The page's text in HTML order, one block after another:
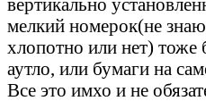
мелкий номерок(не
хлопотно или нет) тоже
аутло, или бумаги на
Все это имхо и не